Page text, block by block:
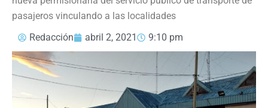
pasajeros vinculando a las localidades
Redacción
abril 2, 2021 9:10 pm